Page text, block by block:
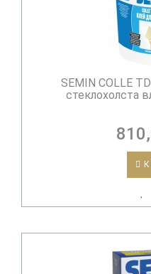
SEMIN COLLE
стеклохолста